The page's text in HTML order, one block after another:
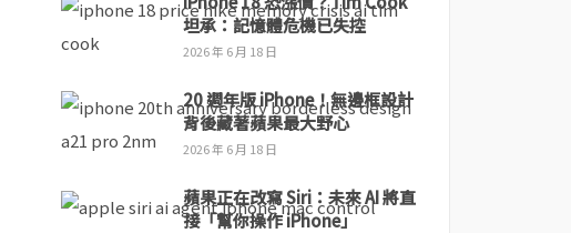
坦承：記憶體危機已失控
2026 年 6 月 18 日
20 週年版 iPhone！無邊框設計
背後藏著蘋果最大野心
2026 年 6 月 18 日
蘋果正在改寫 Siri：未來 AI 將直
接「幫你操作 iPhone」